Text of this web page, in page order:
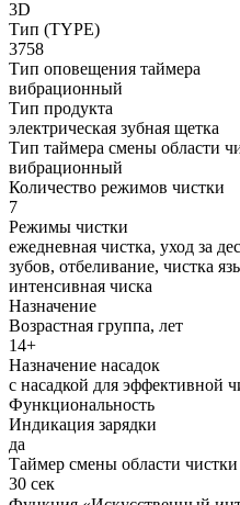
3D
Тип (TYPE)
3758
Тип оповещения таймера
вибрационный
Тип продукта
электрическая зубная щетка
Тип таймера смены области
вибрационный
Количество режимов чистки
7
Режимы чистки
ежедневная чистка, уход за
зубов, отбеливание, чистка
интенсивная чиска
Назначение
Возрастная группа, лет
14+
Назначение насадок
с насадкой для эффективной
Функциональность
Индикация зарядки
да
Таймер смены области чистки
30 сек